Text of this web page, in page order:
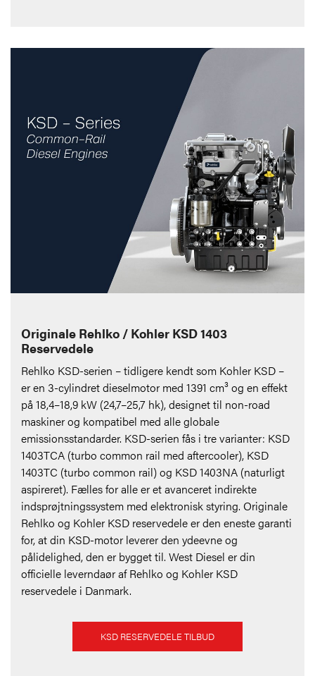
Originale Rehlko / Kohler KSD 1403
Reservedele
Rehlko KSD-serien – tidligere kendt som Kohler KSD –
er en 3-cylindret dieselmotor med 1391 cm³ og en effekt
på 18,4–18,9 kW (24,7–25,7 hk), designet til non-road
maskiner og kompatibel med alle globale
emissionsstandarder. KSD-serien fås i tre varianter: KSD
1403TCA (turbo common rail med aftercooler), KSD
1403TC (turbo common rail) og KSD 1403NA (naturligt
aspireret). Fælles for alle er et avanceret indirekte
indsprøjtningssystem med elektronisk styring. Originale
Rehlko og Kohler KSD reservedele er den eneste garanti
for, at din KSD-motor leverer den ydeevne og
pålidelighed, den er bygget til. West Diesel er din
officielle leverndaør af Rehlko og Kohler KSD
reservedele i Danmark.
KSD RESERVEDELE TILBUD